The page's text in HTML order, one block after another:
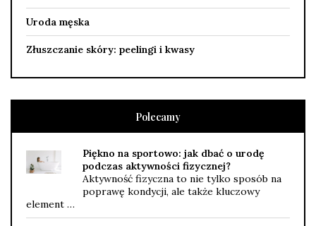
Uroda męska
Złuszczanie skóry: peelingi i kwasy
Polecamy
Piękno na sportowo: jak dbać o urodę
podczas aktywności fizycznej?
Aktywność fizyczna to nie tylko sposób na
poprawę kondycji, ale także kluczowy
element …